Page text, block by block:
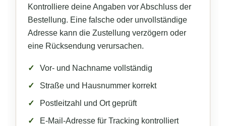
Kontrolliere deine Angaben vor Abschluss der
Bestellung. Eine falsche oder unvollständige
Adresse kann die Zustellung verzögern oder
eine Rücksendung verursachen.
Vor- und Nachname vollständig
Straße und Hausnummer korrekt
Postleitzahl und Ort geprüft
E-Mail-Adresse für Tracking kontrolliert